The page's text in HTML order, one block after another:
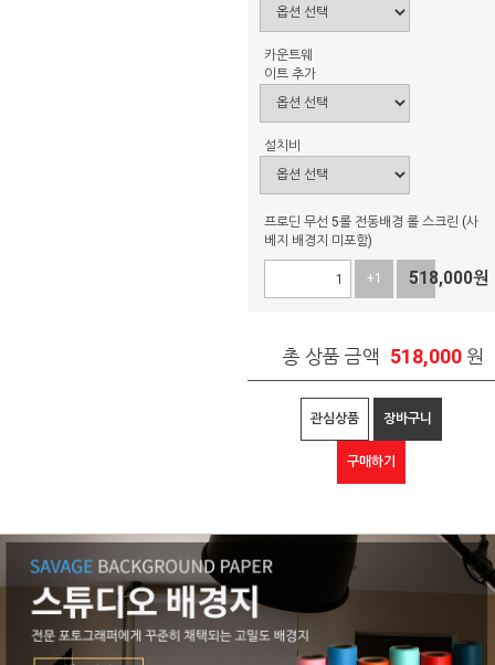
카운트웨
이트 추가
설치비
프로딘 무선 5롤 전동배경 롤 스크린 (사
베지 배경지 미포함)
+1 -1
518,000원
총 상품 금액 518,000 원
관심상품 장바구니
구매하기